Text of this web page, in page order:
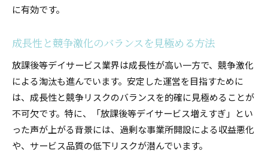
に有効です。
成長性と競争激化のバランスを見極める方法
放課後等デイサービス業界は成長性が高い一方で、競争激化
による淘汰も進んでいます。安定した運営を目指すために
は、成長性と競争リスクのバランスを的確に見極めることが
不可欠です。特に、「放課後等デイサービス増えすぎ」とい
った声が上がる背景には、過剰な事業所開設による収益悪化
や、サービス品質の低下リスクが潜んでいます。